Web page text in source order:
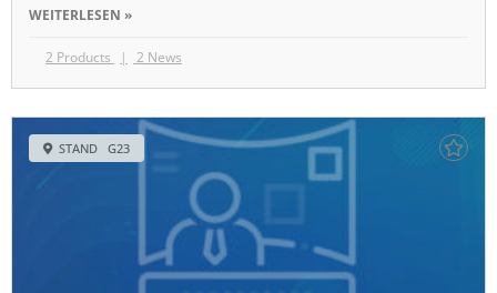
WEITERLESEN »
2 Products 2 News
STAND G23